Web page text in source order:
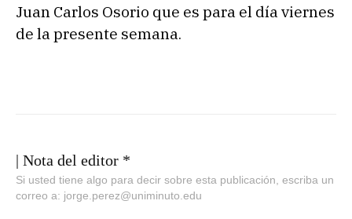
Juan Carlos Osorio que es para el día viernes
de la presente semana.
| Nota del editor *
Si usted tiene algo para decir sobre esta publicación, escriba un
correo a: jorge.perez@uniminuto.edu